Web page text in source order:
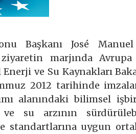
Başkanı José
marjında
ve Su Kaynakları
2012 tarihinde
alanındaki bilimsel
su arzının
standartlarına uygun